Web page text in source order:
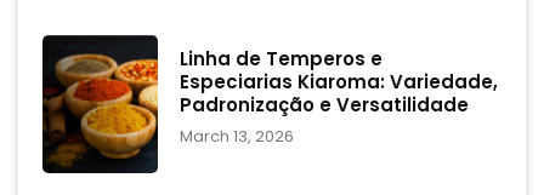
Linha de Temperos e
Especiarias Kiaroma: Variedade,
Padronização e Versatilidade
March 13, 2026